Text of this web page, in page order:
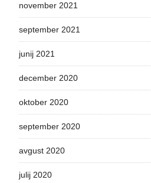
november 2021
september 2021
junij 2021
december 2020
oktober 2020
september 2020
avgust 2020
julij 2020